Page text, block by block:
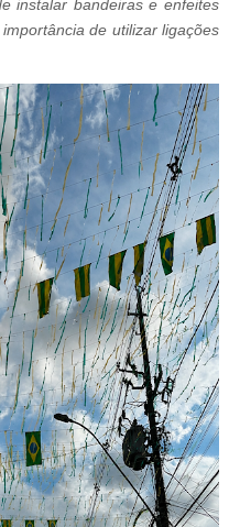
instalar bandeiras e enfeites
de utilizar ligações